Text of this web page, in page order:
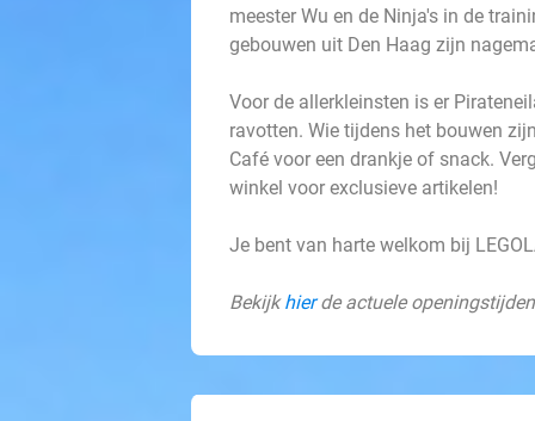
meester Wu en de Ninja's in de
gebouwen uit Den Haag zijn
Voor de allerkleinsten is er
ravotten. Wie tijdens het bouwen
Café voor een drankje of snack.
winkel voor exclusieve artikelen!
Je bent van harte welkom bij
Bekijkhierde actuele openingstijden